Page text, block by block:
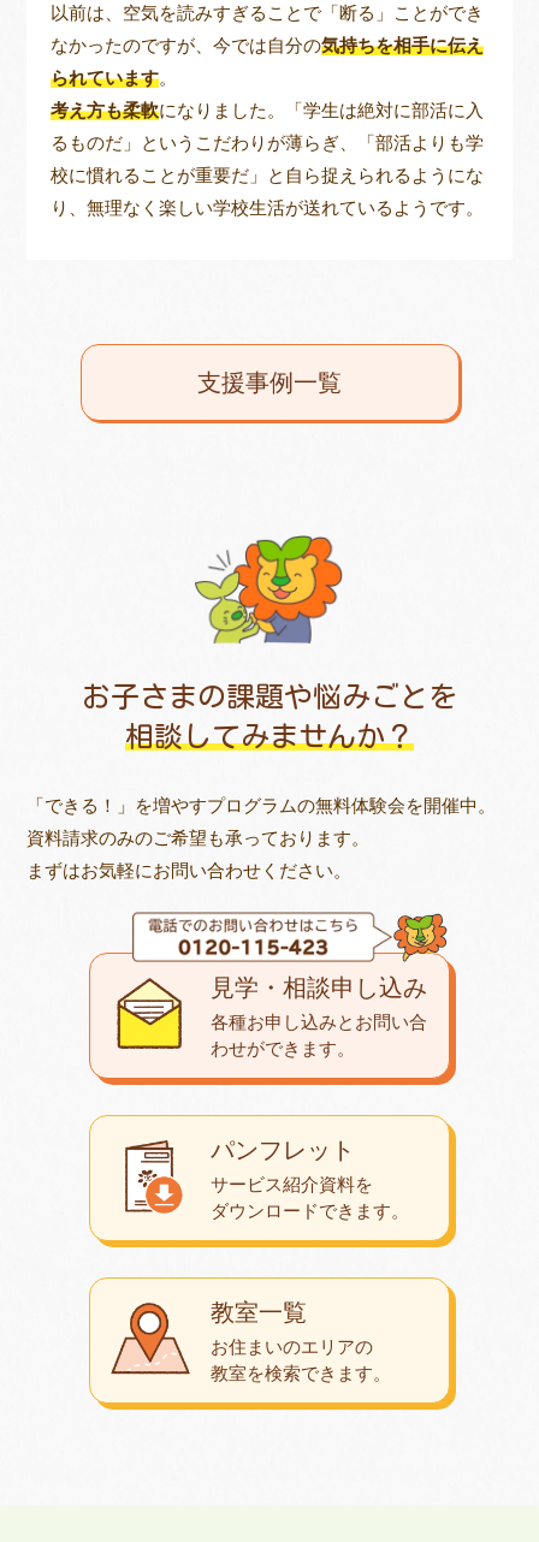
以前は、空気を読みすぎることで「断る」ことができ
なかったのですが、今では自分の気持ちを相手に伝え
られています。
考え方も柔軟になりました。「学生は絶対に部活に入
るものだ」というこだわりが薄らぎ、「部活よりも学
校に慣れることが重要だ」と自ら捉えられるようにな
り、無理なく楽しい学校生活が送れているようです。
支援事例一覧
お子さまの課題や悩みごとを
相談してみませんか？
「できる！」を増やすプログラムの無料体験会を開催中。
資料請求のみのご希望も承っております。
まずはお気軽にお問い合わせください。
教室一覧
お住まいのエリアの
教室を検索できます。
パンフレット
サービス紹介資料を
ダウンロードできます。
見学・相談申し込み
各種お申し込みとお問い合
わせができます。